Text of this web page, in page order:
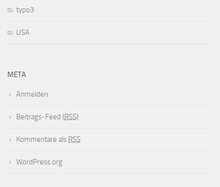
typo3
USA
META
Anmelden
Beitrags-Feed (RSS)
Kommentare als RSS
WordPress.org